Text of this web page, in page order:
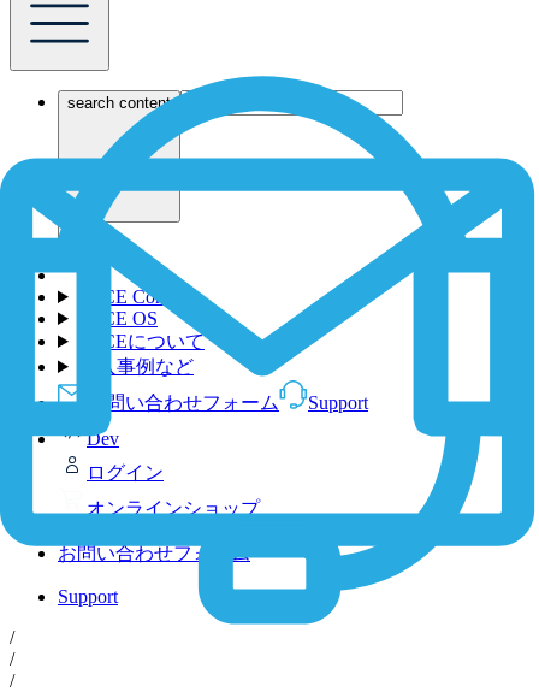
search content
1NCE Connect
1NCE OS
1NCEについて
導入事例など
お問い合わせフォーム
Support
Dev
ログイン
オンラインショップ
お問い合わせフォーム
Support
/
/
/